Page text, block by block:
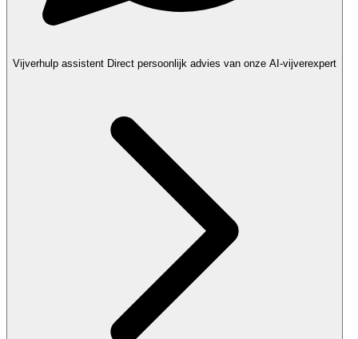
Vijverhulp assistent Direct persoonlijk advies van onze AI-vijverexpert